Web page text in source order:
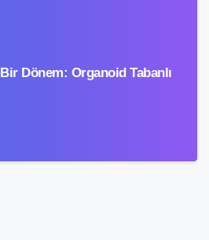
Dönem: Organoid Tabanlı